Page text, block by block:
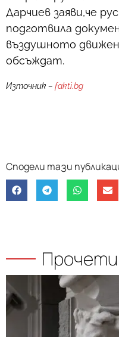
Дарчиев заяви,че
подготвила
въздушното
обсъждат.
Източник – fakti.bg